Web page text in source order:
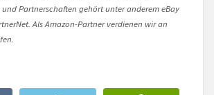
Partnerschaften gehört unter anderem eBay
Als Amazon-Partner verdienen wir an